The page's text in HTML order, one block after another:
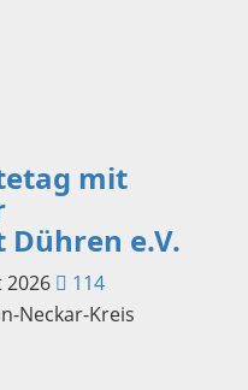
mit
e.V.
2026 114